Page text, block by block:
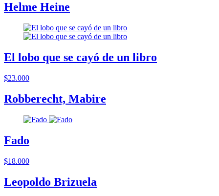
Helme Heine
El lobo que se cayó de un libro
$23.000
Robberecht, Mabire
Fado
$18.000
Leopoldo Brizuela